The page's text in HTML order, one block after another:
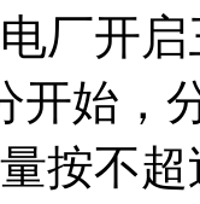
厂开
开始，
按不